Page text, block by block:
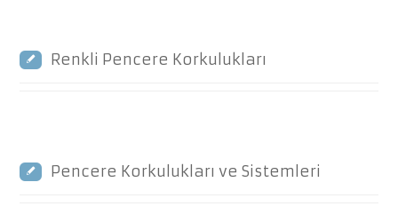
Renkli Pencere Korkulukları
Pencere Korkulukları ve Sistemleri